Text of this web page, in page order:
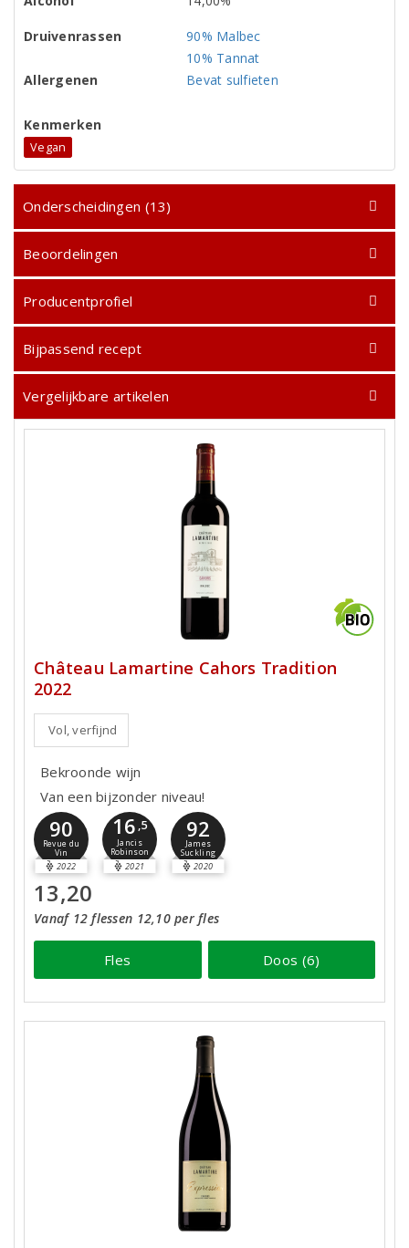
Druivenrassen
90% Malbec
10% Tannat
Allergenen
Bevat sulfieten
Kenmerken
Vegan
Onderscheidingen (13)
Beoordelingen
Producentprofiel
Bijpassend recept
Vergelijkbare artikelen
Château Lamartine Cahors Tradition
2022
Vol, verfijnd
Bekroonde wijn
Van een bijzonder niveau!
90
Revue du
Vin
2022
16 ,5
Jancis
Robinson
2021
92
James
Suckling
2020
13,20
Vanaf 12 flessen 12,10 per fles
Fles Doos (6)